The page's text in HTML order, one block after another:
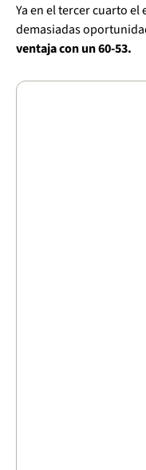
Ya en el tercer cuarto
demasiadas
ventaja con un 60-53.